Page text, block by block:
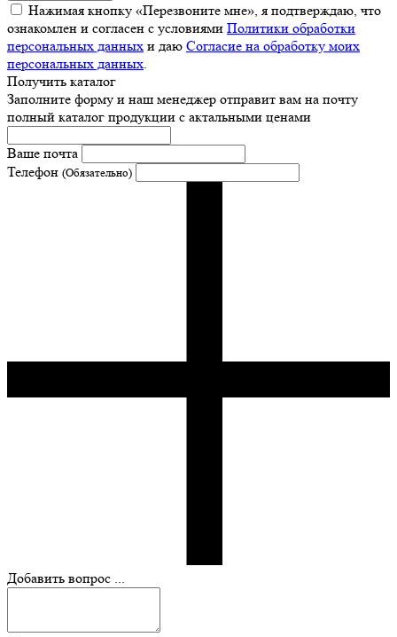
Нажимая кнопку «Перезвоните мне», я подтверждаю, что
ознакомлен и согласен с условиями Политики обработки
персональных данных и даю Согласие на обработку моих
персональных данных.
Получить каталог
Заполните форму и наш менеджер отправит вам на почту
полный каталог продукции с актальными ценами
Ваше почта
Телефон (Обязательно)
Добавить вопрос ...